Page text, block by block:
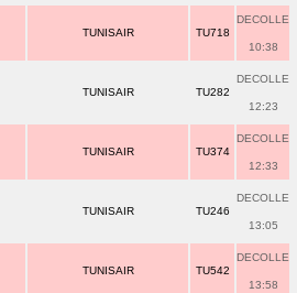
TUNISAIR TU718
DECOLLE
10:38
TUNISAIR TU282
DECOLLE
12:23
TUNISAIR TU374
DECOLLE
12:33
TUNISAIR TU246
DECOLLE
13:05
TUNISAIR TU542
DECOLLE
13:58